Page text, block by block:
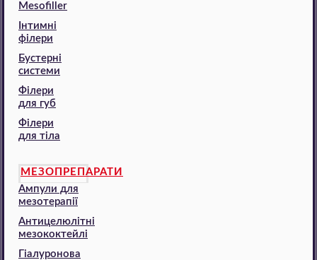
Mesofiller
Інтимні
філери
Бустерні
системи
Філери
для губ
Філери
для тіла
МЕЗОПРЕПАРАТИ
Ампули для
мезотерапії
Антицелюлітні
мезококтейлі
Гіалуронова